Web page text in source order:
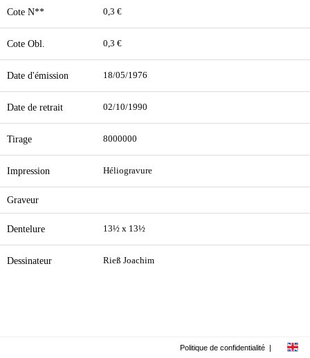
Cote N** 0,3 €
Cote Obl. 0,3 €
Date d'émission 18/05/1976
Date de retrait 02/10/1990
Tirage 8000000
Impression Héliogravure
Graveur
Dentelure 13½ x 13½
Dessinateur Rieß Joachim
Politique de confidentialité |